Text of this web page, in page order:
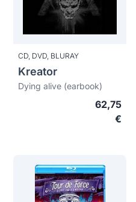
CD, DVD, BLURAY
Kreator
Dying alive (earbook)
62,75
€